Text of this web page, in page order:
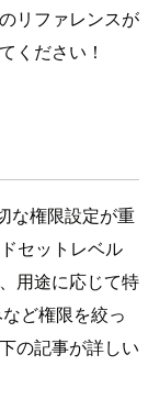
リファレンスが
ください！
な権限設定が重
セットレベル
用途に応じて特
ど権限を絞っ
の記事が詳しい